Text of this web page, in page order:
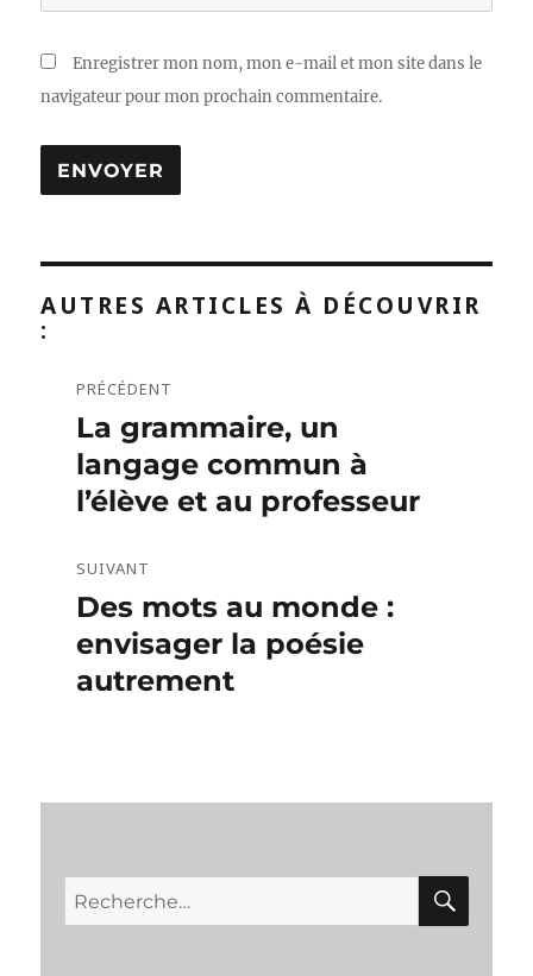
Enregistrer mon nom, mon e-mail et mon site dans le
navigateur pour mon prochain commentaire.
AUTRES ARTICLES À DÉCOUVRIR
:
Navigation
de
l’article
PRÉCÉDENT
Publication
précédente :
La grammaire, un
langage commun à
l’élève et au professeur
SUIVANT
Publication
suivante :
Des mots au monde :
envisager la poésie
autrement
Recherche
pour :